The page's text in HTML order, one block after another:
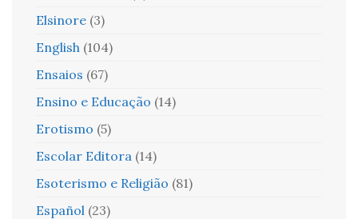
Elsinore (3)
English (104)
Ensaios (67)
Ensino e Educação (14)
Erotismo (5)
Escolar Editora (14)
Esoterismo e Religião (81)
Español (23)